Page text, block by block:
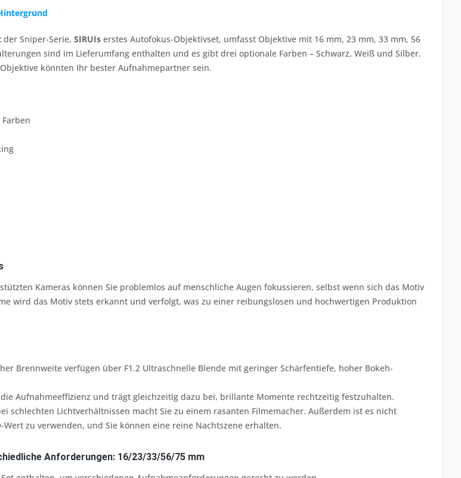
der Sniper-Serie, SIRUIs erstes Autofokus-Objektivset, umfasst Objektive mit 16 mm, 23 mm, 33 mm, 56
sind im Lieferumfang enthalten und es gibt drei optionale Farben – Schwarz, Weiß und Silber.
könnten Ihr bester Aufnahmepartner sein.
Kameras können Sie problemlos auf menschliche Augen fokussieren, selbst wenn sich das Motiv
wird das Motiv stets erkannt und verfolgt, was zu einer reibungslosen und hochwertigen Produktion
Brennweite verfügen über F1.2 Ultraschnelle Blende mit geringer Schärfentiefe, hoher Bokeh-
Aufnahmeeffizienz und trägt gleichzeitig dazu bei, brillante Momente rechtzeitig festzuhalten.
schlechten Lichtverhältnissen macht Sie zu einem rasanten Filmemacher. Außerdem ist es nicht
zu verwenden, und Sie können eine reine Nachtszene erhalten.
Anforderungen: 16/23/33/56/75 mm